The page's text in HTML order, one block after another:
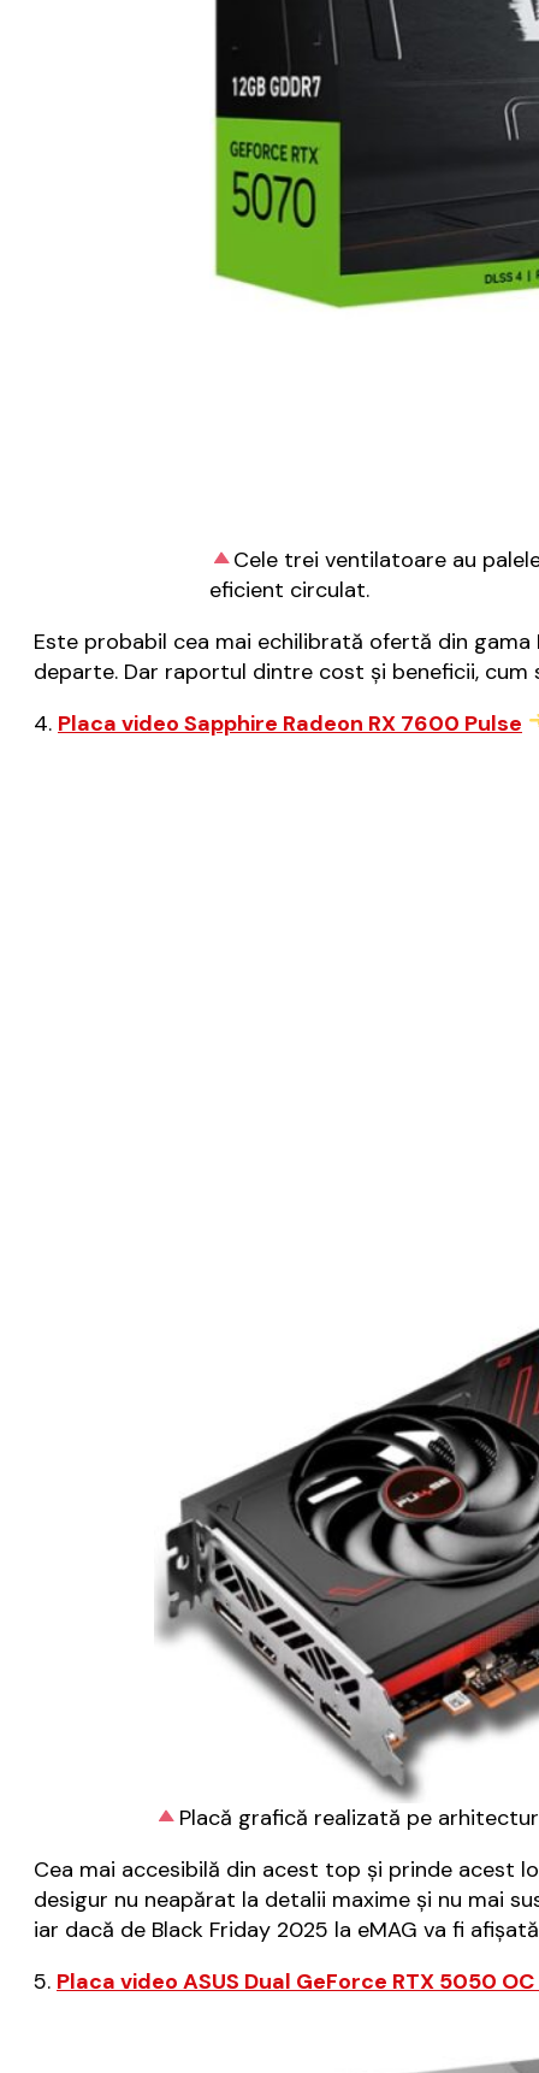
Cele trei ventilatoare au
eficient circulat.
Este probabil cea mai echilibrată ofertă din gama
departe. Dar raportul dintre cost și beneficii, cum
4. Placa video Sapphire Radeon RX 7600 Pulse
Placă grafică realizată pe
Cea mai accesibilă din acest top și prinde acest
desigur nu neapărat la detalii maxime și nu mai
iar dacă de Black Friday 2025 la eMAG va fi
5. Placa video ASUS Dual GeForce RTX 5050